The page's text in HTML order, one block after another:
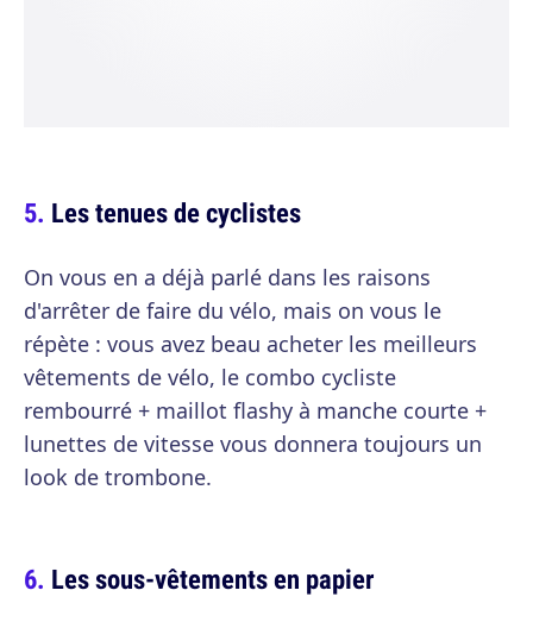
Les tenues de cyclistes
On vous en a déjà parlé dans les raisons
d'arrêter de faire du vélo, mais on vous le
répète : vous avez beau acheter les meilleurs
vêtements de vélo, le combo cycliste
rembourré + maillot flashy à manche courte +
lunettes de vitesse vous donnera toujours un
look de trombone.
Les sous-vêtements en papier